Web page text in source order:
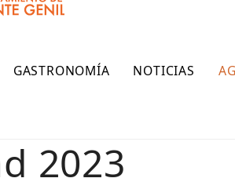
GASTRONOMÍA NOTICIAS
2023